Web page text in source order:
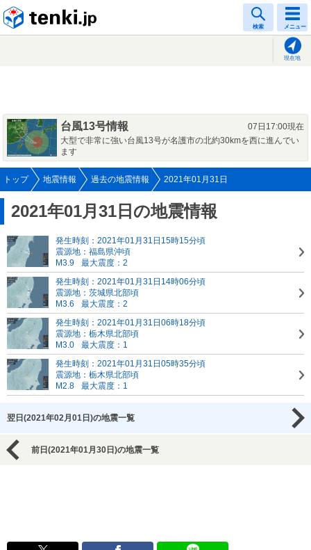
検索 メニュー
現在地
台風13号情報
07日17:00現在
大型で非常に強い台風13号が名護市の北約30kmを西に進んでい
ます
トップ 地震情報 過去の地震情報 2021年01月31日
2021年01月31日の地震情報
発生時刻：2021年01月31日15時15分頃
震源地：福島県沖頃
M3.9
最大震度：2
発生時刻：2021年01月31日14時06分頃
震源地：茨城県北部頃
M3.6
最大震度：2
発生時刻：2021年01月31日06時18分頃
震源地：栃木県北部頃
M3.0
最大震度：1
発生時刻：2021年01月31日05時35分頃
震源地：栃木県北部頃
M2.8
最大震度：1
翌日(2021年02月01日)の地震一覧
前日(2021年01月30日)の地震一覧